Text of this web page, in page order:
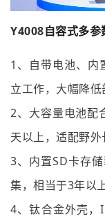
Y4008自容式多
1、自带电池、内
立工作，大幅降
2、大容量电池配
天以上，适配野
3、内置SD卡存
集，相当于3年以
4、钛合金外壳，